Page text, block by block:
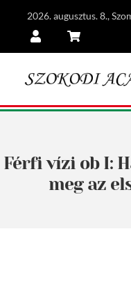
2026. augusztus. 8.,
Férfi vízi ob I:
meg az